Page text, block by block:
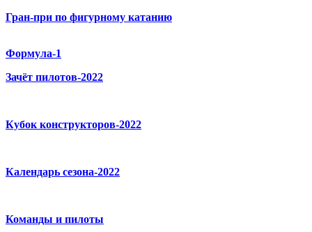
Гран-при по фигурному катанию
Формула-1
Зачёт пилотов-2022
Кубок конструкторов-2022
Календарь сезона-2022
Команды и пилоты